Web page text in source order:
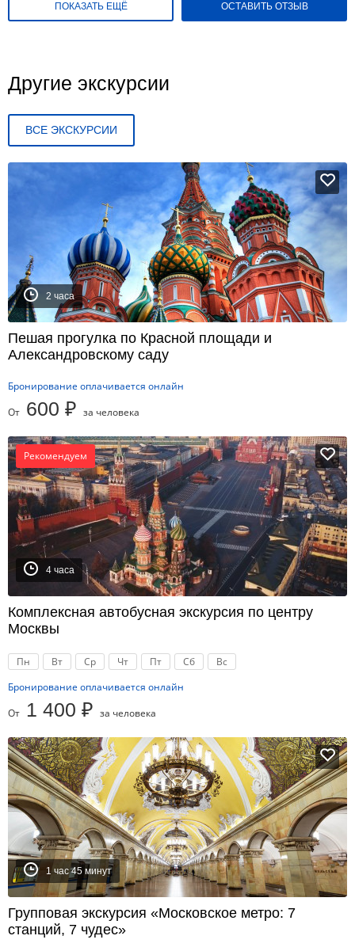
ПОКАЗАТЬ ЕЩЁ ОСТАВИТЬ ОТЗЫВ
Другие экскурсии
ВСЕ ЭКСКУРСИИ
2 часа
Пешая прогулка по Красной площади и
Александровскому саду
Бронирование оплачивается онлайн
От 600 ₽ за человека
Рекомендуем
4 часа
Комплексная автобусная экскурсия по центру
Москвы
Пн Вт Ср Чт Пт Сб
Вс
Бронирование оплачивается онлайн
От 1 400 ₽ за человека
1 час 45 минут
Групповая экскурсия «Московское метро: 7
станций, 7 чудес»